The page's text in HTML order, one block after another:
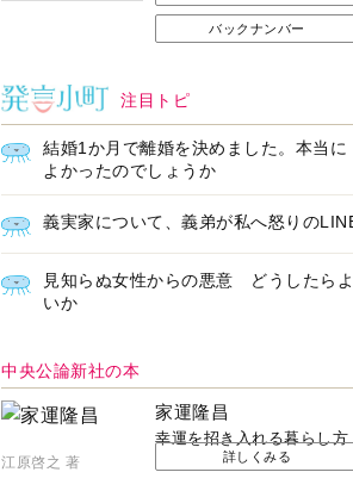
バックナンバー
注目トピ
結婚1か月で離婚を決めました。本当に
よかったのでしょうか
義実家について、義弟が私へ怒りの
見知らぬ女性からの悪意 どうしたらよ
いか
中央公論新社の本
家運隆昌
幸運を招き入れる暮らし方
江原啓之 著 詳しくみる